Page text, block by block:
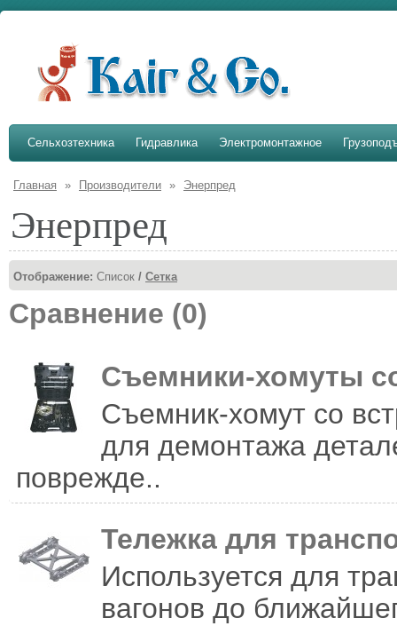
Сельхозтехника Гидравлика Электромонтажное
Главная » Производители » Энерпред
Энерпред
Отображение: Список / Сетка
Сравнение (0)
Съемники-хомуты
Съемник-хомут со
для демонтажа
поврежде..
Тележка для
Используется для
вагонов до